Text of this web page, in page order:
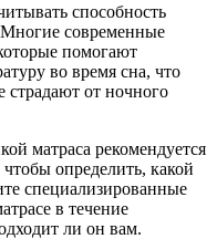
способность
Многие современные
помогают
во время сна, что
страдают от ночного
матраса рекомендуется
определить, какой
специализированные
в течение
ли он вам.